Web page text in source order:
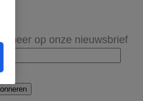
op onze nieuwsbrief